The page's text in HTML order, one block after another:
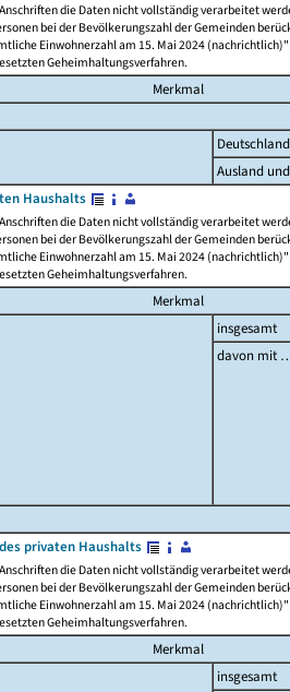
die Daten nicht vollständig verarbeitet
bei der Bevölkerungszahl der Gemeinden
Einwohnerzahl am 15. Mai 2024
Geheimhaltungsverfahren.
Merkmal
Deutschland
Ausland
Haushalts
die Daten nicht vollständig verarbeitet
bei der Bevölkerungszahl der Gemeinden
Einwohnerzahl am 15. Mai 2024
Geheimhaltungsverfahren.
Merkmal
insgesamt
davon mit
privaten Haushalts
die Daten nicht vollständig verarbeitet
bei der Bevölkerungszahl der Gemeinden
Einwohnerzahl am 15. Mai 2024
Geheimhaltungsverfahren.
Merkmal
insgesamt